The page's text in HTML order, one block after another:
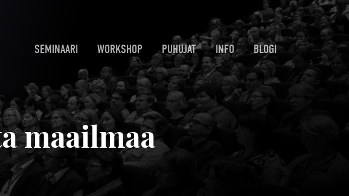
SEMINAARI WORKSHOP PUHUJAT INFO BLOGI
maailmaa